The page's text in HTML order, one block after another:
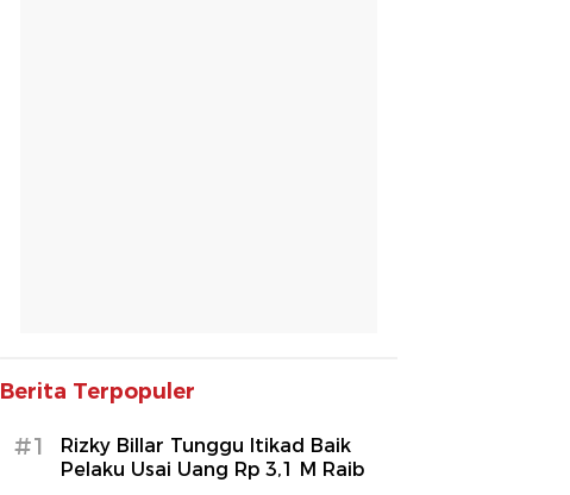
Berita Terpopuler
#1
Rizky Billar Tunggu Itikad Baik
Pelaku Usai Uang Rp 3,1 M Raib